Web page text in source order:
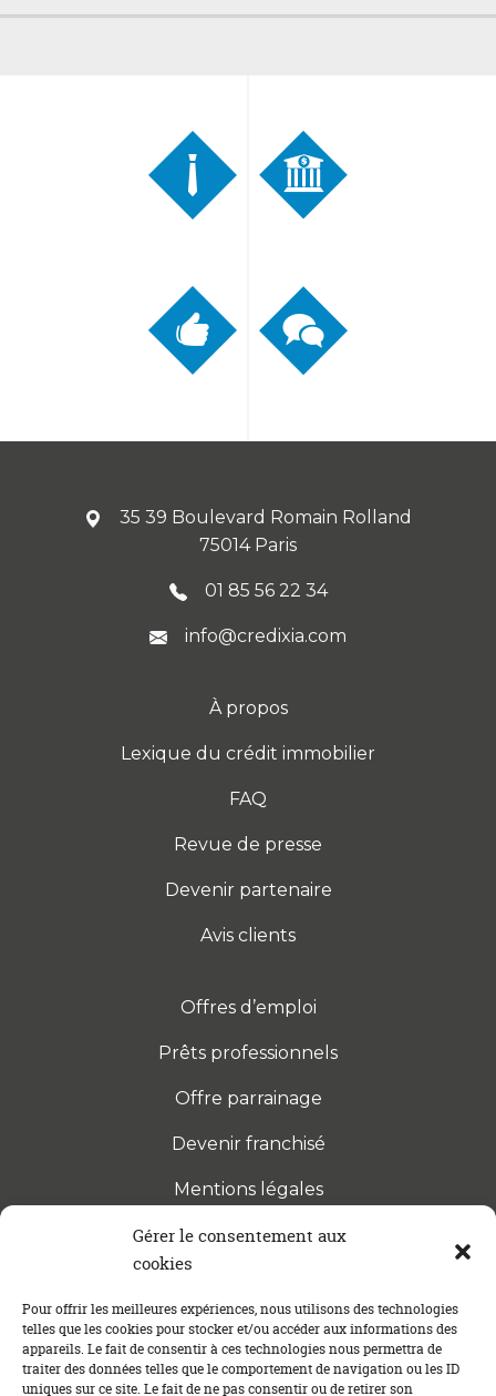
Gérer le consentement aux
cookies
Pour offrir les meilleures expériences, nous utilisons des technologies
telles que les cookies pour stocker et/ou accéder aux informations des
appareils. Le fait de consentir à ces technologies nous permettra de
traiter des données telles que le comportement de navigation ou les ID
uniques sur ce site. Le fait de ne pas consentir ou de retirer son
35 39 Boulevard Romain Rolland
75014 Paris
01 85 56 22 34
info@credixia.com
À propos
Lexique du crédit immobilier
FAQ
Revue de presse
Devenir partenaire
Avis clients
Offres d’emploi
Prêts professionnels
Offre parrainage
Devenir franchisé
Mentions légales
S’INSCRIRE À LA NEWSLETTER
Abonnez-vous à notre newsletter pour être tenu au
courant des dernières actualités concernant le
crédit immobilier !